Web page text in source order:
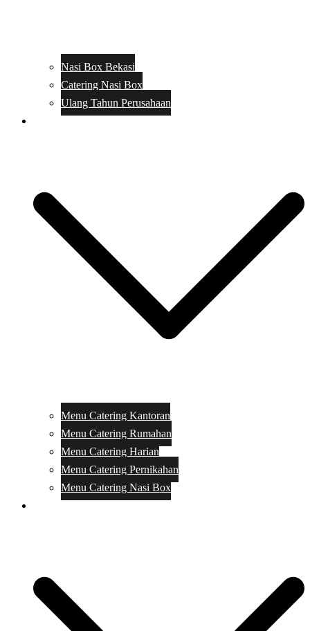
Nasi Box Bekasi
Catering Nasi Box
Ulang Tahun Perusahaan
Menu Catering Kantoran
Menu Catering Rumahan
Menu Catering Harian
Menu Catering Pernikahan
Menu Catering Nasi Box